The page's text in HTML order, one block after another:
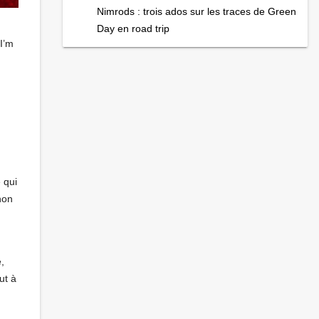
qui
à
Nimrods : trois ados sur les traces de Green
Day en road trip